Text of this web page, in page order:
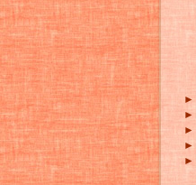
►
►
►
►
►